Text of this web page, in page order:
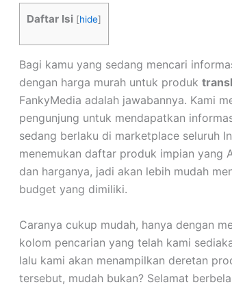
Daftar Isi [hide]
Bagi kamu yang sedang mencari
dengan harga murah untuk produk
FankyMedia adalah jawabannya. Kami
pengunjung untuk mendapatkan
sedang berlaku di marketplace seluruh
menemukan daftar produk impian yang
dan harganya, jadi akan lebih mudah
budget yang dimiliki.
Caranya cukup mudah, hanya dengan
kolom pencarian yang telah kami
lalu kami akan menampilkan deretan
tersebut, mudah bukan? Selamat